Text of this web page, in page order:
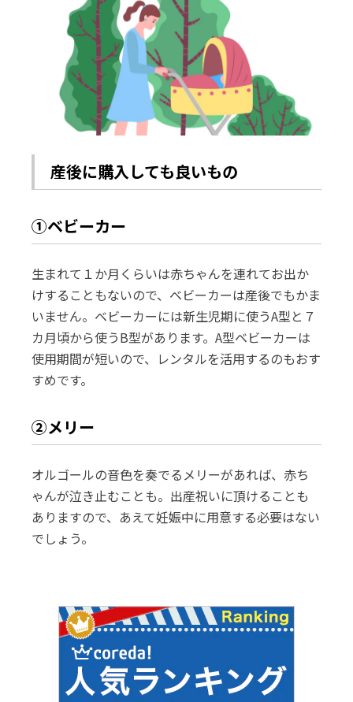
産後に購入しても良いもの
①ベビーカー
生まれて１か月くらいは赤ちゃんを連れてお出か
けすることもないので、ベビーカーは産後でもかま
いません。ベビーカーには新生児期に使うA型と７
カ月頃から使うB型があります。A型ベビーカーは
使用期間が短いので、レンタルを活用するのもおす
すめです。
②メリー
オルゴールの音色を奏でるメリーがあれば、赤ち
ゃんが泣き止むことも。出産祝いに頂けることも
ありますので、あえて妊娠中に用意する必要はない
でしょう。